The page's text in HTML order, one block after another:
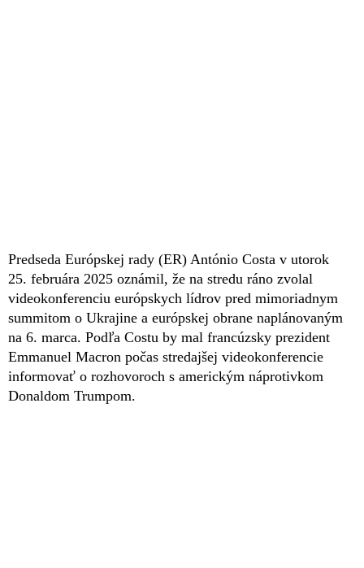
Predseda Európskej rady (ER) António Costa v utorok
25. februára 2025 oznámil, že na stredu ráno zvolal
videokonferenciu európskych lídrov pred mimoriadnym
summitom o Ukrajine a európskej obrane naplánovaným
na 6. marca. Podľa Costu by mal francúzsky prezident
Emmanuel Macron počas stredajšej videokonferencie
informovať o rozhovoroch s americkým náprotivkom
Donaldom Trumpom.